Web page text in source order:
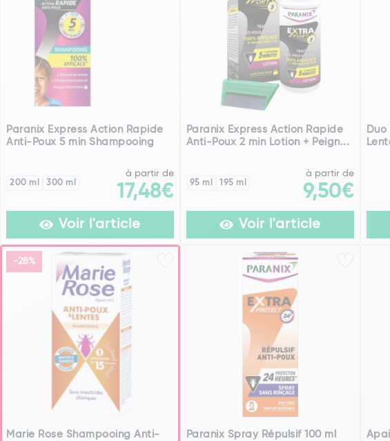
Paranix Express Action Rapide
Anti-Poux 5 min Shampooing
200 ml 300 ml
à partir de
17,48€
Voir l'article
Paranix Express Action Rapide
Anti-Poux 2 min Lotion + Peign...
95 ml 195 ml
à partir de
9,50€
Voir l'article
-28%
Marie Rose Shampooing Anti-
Paranix Spray Répulsif 100 ml